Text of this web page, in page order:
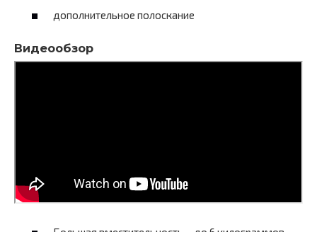
дополнительное полоскание
Видеообзор